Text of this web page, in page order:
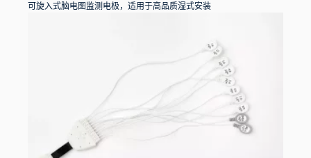
可旋入式脑电图监测电极，适用于高品质湿式安装